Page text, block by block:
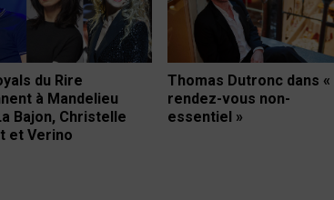
du Rire
à Mandelieu
Bajon, Christelle
et Verino
Thomas Dutronc dans «
rendez-vous non-
essentiel »